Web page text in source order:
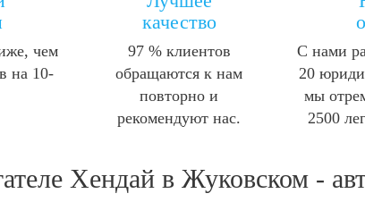
чем
на 10-
качество
97 % клиентов
обращаются к нам
повторно и
рекомендуют нас.
С нами
20
мы
2500
Хендай в Жуковском -